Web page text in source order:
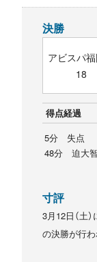
決勝
アビスパ
18
得点経過
5分 失点
48分 迫大
寸評
3月12日（土
の決勝が行